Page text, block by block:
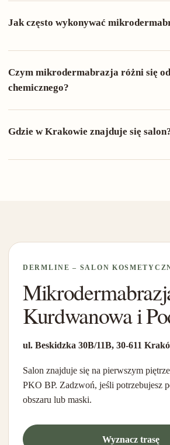
Jak często wykonywać
Czym mikrodermabrazja różni się
chemicznego?
Gdzie w Krakowie znajduje się
DERMLINE – SALON
Kurdwanowa i
ul. Beskidzka 30B/11B, 30-611
Salon znajduje się na pierwszym
PKO BP. Zadzwoń, jeśli potrzebujesz
obszaru lub maski.
Wyznacz trasę